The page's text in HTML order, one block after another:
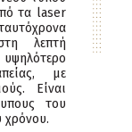
τα laser
λεπτή
με
Είναι
του
χρόνου.